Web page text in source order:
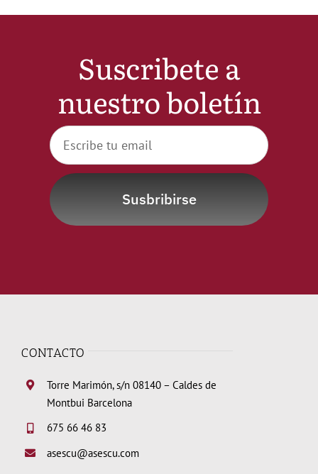
Suscribete a
nuestro boletín
Susbribirse
CONTACTO
Torre Marimón, s/n 08140 – Caldes de
Montbui Barcelona
675 66 46 83
asescu@asescu.com